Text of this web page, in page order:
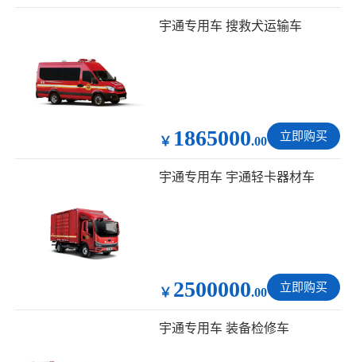
宇通专用车 搜救犬运输车
￥ 1865000.00 立即购买
宇通专用车 宇通轻卡器材车
￥ 2500000.00 立即购买
宇通专用车 装备检修车